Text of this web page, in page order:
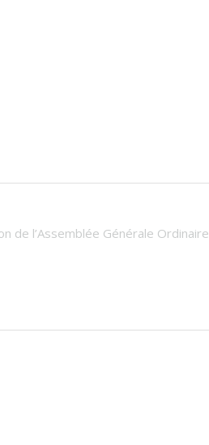
de l’Assemblée Générale Ordinaire